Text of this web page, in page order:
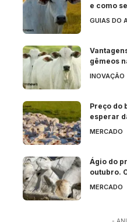
e como
GUIAS DO
gêmeos
INOVAÇÃO
Preço do
esperar
MERCADO
Ágio do
outubro.
MERCADO